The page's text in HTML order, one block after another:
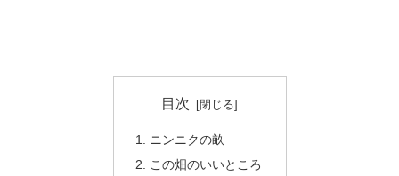
目次
ニンニクの畝
この畑のいいところ